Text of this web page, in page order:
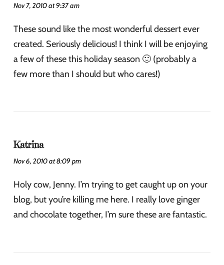
Nov 7, 2010 at 9:37 am
These sound like the most wonderful dessert ever
created. Seriously delicious! I think I will be enjoying
a few of these this holiday season 🙂 (probably a
few more than I should but who cares!)
Katrina
Nov 6, 2010 at 8:09 pm
Holy cow, Jenny. I’m trying to get caught up on your
blog, but you’re killing me here. I really love ginger
and chocolate together, I’m sure these are fantastic.